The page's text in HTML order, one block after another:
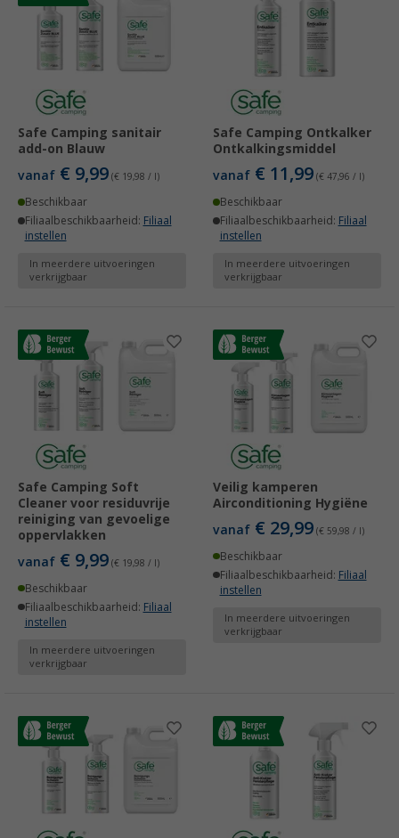
Safe Camping sanitair
add-on Blauw
vanaf € 9,99 (€ 19,98 / l)
Beschikbaar
Filiaalbeschikbaarheid: Filiaal
instellen
In meerdere uitvoeringen
verkrijgbaar
Safe Camping Ontkalker
Ontkalkingsmiddel
vanaf € 11,99 (€ 47,96 / l)
Beschikbaar
Filiaalbeschikbaarheid: Filiaal
instellen
In meerdere uitvoeringen
verkrijgbaar
Safe Camping Soft
Cleaner voor residuvrije
reiniging van gevoelige
oppervlakken
vanaf € 9,99 (€ 19,98 / l)
Beschikbaar
Filiaalbeschikbaarheid: Filiaal
instellen
In meerdere uitvoeringen
verkrijgbaar
Veilig kamperen
Airconditioning Hygiëne
vanaf € 29,99 (€ 59,98 / l)
Beschikbaar
Filiaalbeschikbaarheid: Filiaal
instellen
In meerdere uitvoeringen
verkrijgbaar